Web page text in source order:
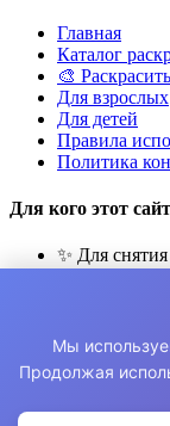
Главная
Каталог
🎨
Для взрослых
Для детей
Правила
Политика
Для кого этот
✨ Для
🧘 Для
👨‍👩‍👧‍👦 Для
© 2026 Раскраски
⚠️ Все раскраски
Мы
Продолжая